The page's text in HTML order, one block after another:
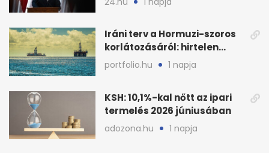
összeomlásáról
Iráni terv a Hormuzi-szoros
korlátozásáról: hirtelen
megugrott az olajár
portfolio.hu 1 napja
KSH: 10,1%-kal nőtt az ipari
termelés 2026 júniusában
adozona.hu 1 napja